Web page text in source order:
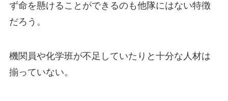
ず命を懸けることができるのも他隊にはない特徴
だろう。
機関員や化学班が不足していたりと十分な人材は
揃っていない。